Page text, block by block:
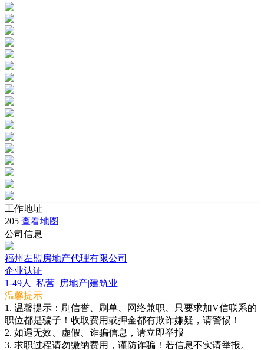
工作地址
205 查看地图
公司信息
福州左盟房地产代理有限公司
企业认证
1-49人
私营 房地产|建筑业
温馨提示
1. 温馨提示：刷信誉、刷单、网络兼职、只要求加V信联系的
职位都是骗子！收取费用或押金都有欺诈嫌疑，请警惕！
2. 如遇无效、虚假、诈骗信息，请立即举报
3. 求职过程请勿缴纳费用，谨防诈骗！若信息不实请举报。